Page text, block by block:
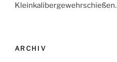
Kleinkalibergewehrschießen.
ARCHIV